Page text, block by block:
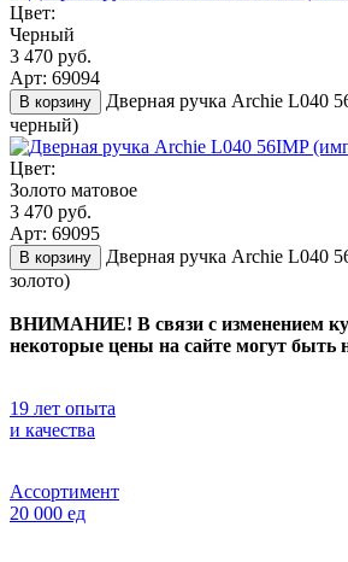
Цвет:
Черный
3 470 руб.
Арт: 69094
В корзину
Дверная ручка Archie L040
черный)
Цвет:
Золото матовое
3 470 руб.
Арт: 69095
В корзину
Дверная ручка Archie L040
золото)
ВНИМАНИЕ! В связи с изменением
некоторые цены на сайте могут быть
19 лет опыта
и качества
Ассортимент
20 000 ед